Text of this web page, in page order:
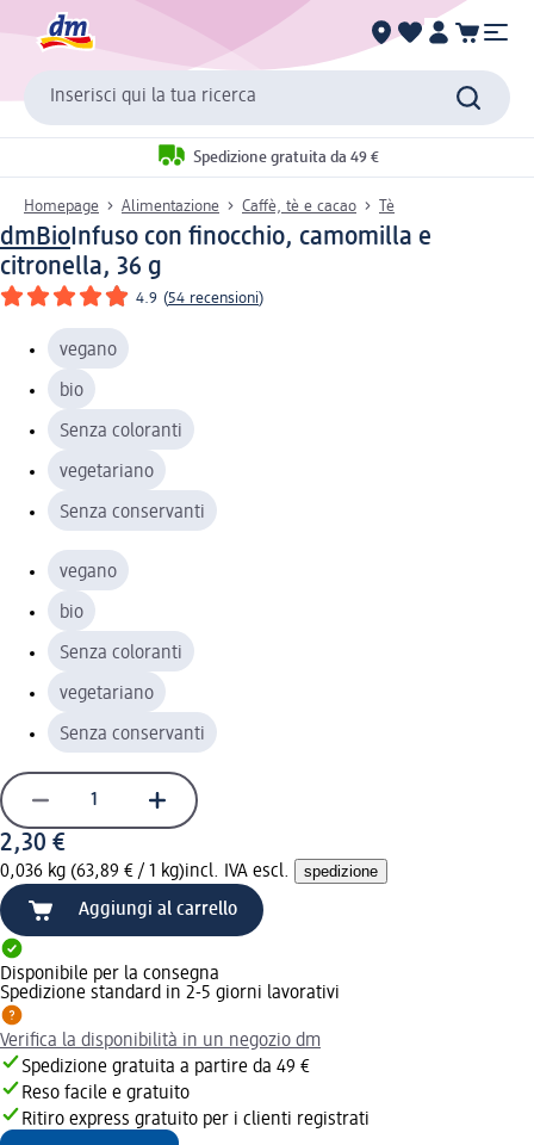
Inserisci qui la tua ricerca
Spedizione gratuita da 49 €
Homepage Alimentazione Caffè, tè e cacao Tè
dmBio Infuso con finocchio, camomilla e
citronella, 36 g
4.9 (54 recensioni)
vegano
bio
Senza coloranti
vegetariano
Senza conservanti
vegano
bio
Senza coloranti
vegetariano
Senza conservanti
2,30 €
0,036 kg (63,89 € / 1 kg)incl. IVA escl. spedizione
Aggiungi al carrello
Disponibile per la consegna
Spedizione standard in 2-5 giorni lavorativi
Verifica la disponibilità in un negozio dm
Spedizione gratuita a partire da 49 €
Reso facile e gratuito
Ritiro express gratuito per i clienti registrati